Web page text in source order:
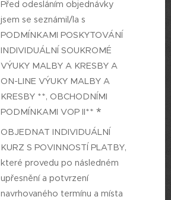
Před odesláním objednávky
jsem se seznámil/la s
PODMÍNKAMI POSKYTOVÁNÍ
INDIVIDUÁLNÍ SOUKROMÉ
VÝUKY MALBY A KRESBY A
ON-LINE VÝUKY MALBY A
KRESBY **, OBCHODNÍMI
PODMÍNKAMI VOP II**
OBJEDNAT INDIVIDUÁLNÍ
KURZ S POVINNOSTÍ PLATBY,
které provedu po následném
upřesnění a potvrzení
navrhovaného termínu a místa